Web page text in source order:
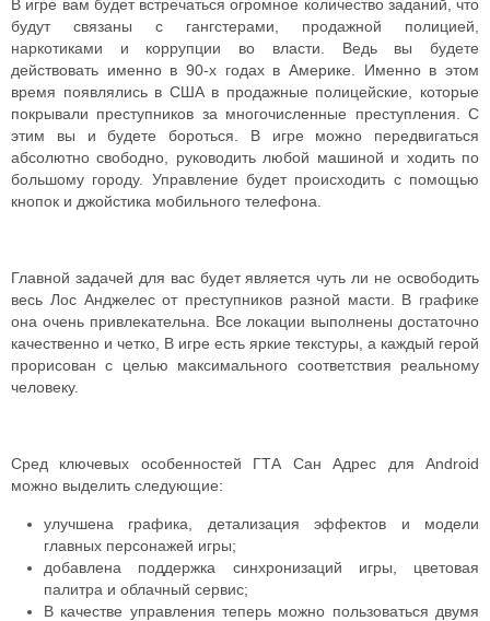
В игре вам будет встречаться огромное количество заданий, что
будут связаны с гангстерами, продажной полицией,
наркотиками и коррупции во власти. Ведь вы будете
действовать именно в 90-х годах в Америке. Именно в этом
время появлялись в США в продажные полицейские, которые
покрывали преступников за многочисленные преступления. С
этим вы и будете бороться. В игре можно передвигаться
абсолютно свободно, руководить любой машиной и ходить по
большому городу. Управление будет происходить с помощью
кнопок и джойстика мобильного телефона.
Главной задачей для вас будет является чуть ли не освободить
весь Лос Анджелес от преступников разной масти. В графике
она очень привлекательна. Все локации выполнены достаточно
качественно и четко, В игре есть яркие текстуры, а каждый герой
прорисован с целью максимального соответствия реальному
человеку.
Сред ключевых особенностей ГТА Сан Адрес для Android
можно выделить следующие:
улучшена графика, детализация эффектов и модели
главных персонажей игры;
добавлена поддержка синхронизаций игры, цветовая
палитра и облачный сервис;
В качестве управления теперь можно пользоваться двумя